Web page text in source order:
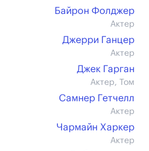
Байрон Фолджер
Актер
Джерри Ганцер
Актер
Джек Гарган
Актер, Том
Самнер Гетчелл
Актер
Чармайн Харкер
Актер